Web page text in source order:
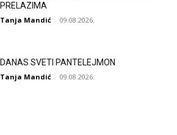
PRELAZIMA
Tanja Mandić - 09.08.2026.
DANAS SVETI PANTELEJMON
Tanja Mandić - 09.08.2026.